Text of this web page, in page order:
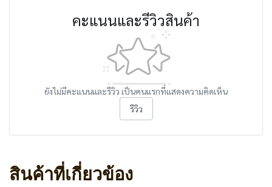
คะแนนและรีวิวสินค้า
ยังไม่มีคะแนนและรีวิว เป็นคนแรกที่แสดงความคิดเห็น
รีวิว
สินค้าที่เกี่ยวข้อง